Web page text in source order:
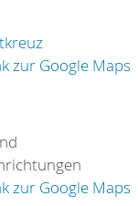
zur Google Maps
zur Google Maps